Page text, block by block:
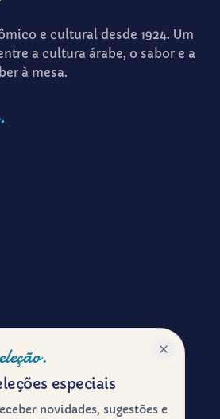
e cultural desde 1924. Um
a cultura árabe, o sabor e a
à mesa.
7286
especiais
novidades, sugestões e